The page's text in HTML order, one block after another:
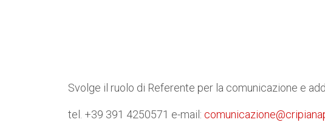
Svolge il ruolo di Referente per la comunicazione e
tel. +39 391 4250571 e-mail: